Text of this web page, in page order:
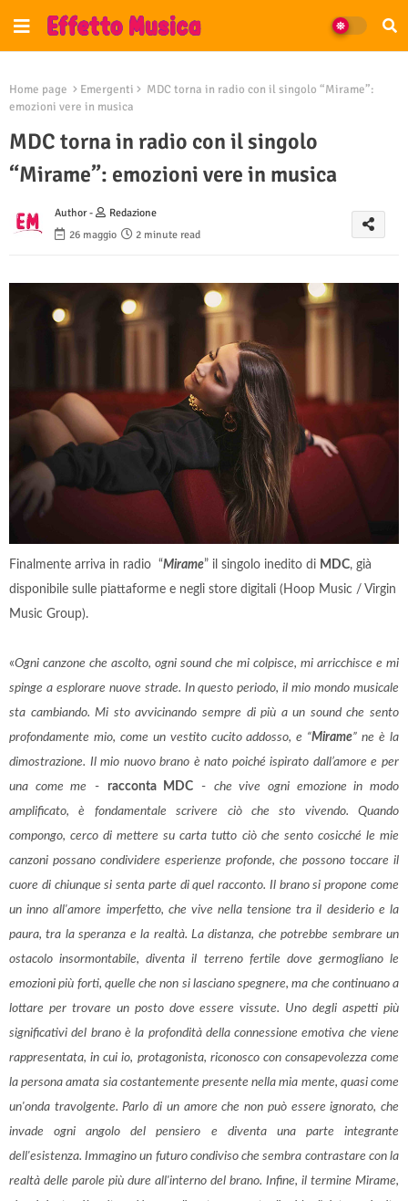
Home page Emergenti
MDC torna in radio con il singolo “Mirame”:
emozioni vere in musica
MDC torna in radio con il singolo
“Mirame”: emozioni vere in musica
Author -
Redazione
26 maggio
2 minute read
Finalmente arriva in radio “Mirame” il singolo inedito di MDC, già
disponibile sulle piattaforme e negli store digitali (Hoop Music / Virgin
Music Group).
«Ogni canzone che ascolto, ogni sound che mi colpisce, mi arricchisce e mi
spinge a esplorare nuove strade. In questo periodo, il mio mondo musicale
sta cambiando. Mi sto avvicinando sempre di più a un sound che sento
profondamente mio, come un vestito cucito addosso, e “Mirame” ne è la
dimostrazione. Il mio nuovo brano è nato poiché ispirato dall’amore e per
una come me - racconta MDC - che vive ogni emozione in modo
amplificato, è fondamentale scrivere ciò che sto vivendo. Quando
compongo, cerco di mettere su carta tutto ciò che sento cosicché le mie
canzoni possano condividere esperienze profonde, che possono toccare il
cuore di chiunque si senta parte di quel racconto. Il brano si propone come
un inno all'amore imperfetto, che vive nella tensione tra il desiderio e la
paura, tra la speranza e la realtà. La distanza, che potrebbe sembrare un
ostacolo insormontabile, diventa il terreno fertile dove germogliano le
emozioni più forti, quelle che non si lasciano spegnere, ma che continuano a
lottare per trovare un posto dove essere vissute. Uno degli aspetti più
significativi del brano è la profondità della connessione emotiva che viene
rappresentata, in cui io, protagonista, riconosco con consapevolezza come
la persona amata sia costantemente presente nella mia mente, quasi come
un'onda travolgente. Parlo di un amore che non può essere ignorato, che
invade ogni angolo del pensiero e diventa una parte integrante
dell'esistenza. Immagino un futuro condiviso che sembra contrastare con la
realtà delle parole più dure all'interno del brano. Infine, il termine Mirame,